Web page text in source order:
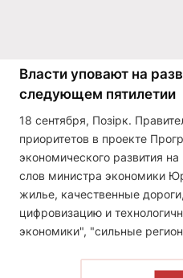
Власти уповают на
следующем пятилетии
18 сентября, Позірк.
приоритетов в проекте
экономического развития
слов министра экономики
жилье, качественные
цифровизацию и
экономики", "сильные